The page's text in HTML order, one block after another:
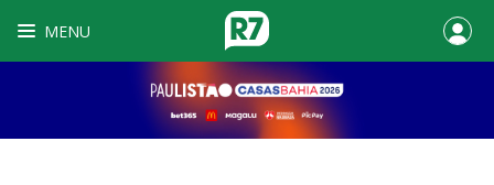
MENU